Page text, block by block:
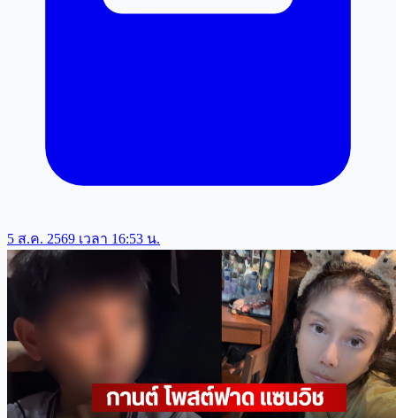
5 ส.ค. 2569 เวลา 16:53 น.